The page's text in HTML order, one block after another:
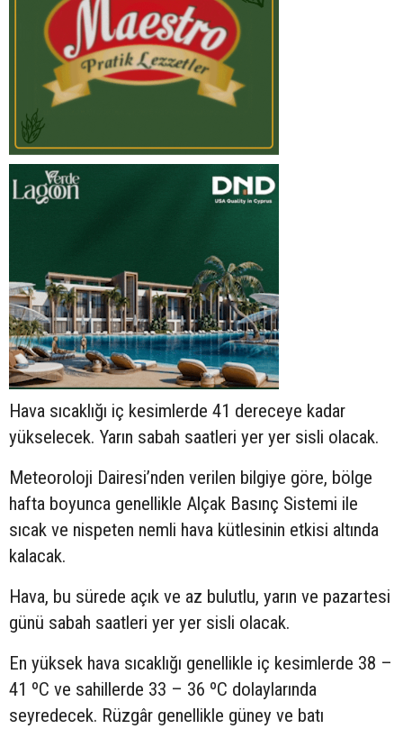
Hava sıcaklığı iç kesimlerde 41 dereceye kadar
yükselecek. Yarın sabah saatleri yer yer sisli olacak.
Meteoroloji Dairesi’nden verilen bilgiye göre, bölge
hafta boyunca genellikle Alçak Basınç Sistemi ile
sıcak ve nispeten nemli hava kütlesinin etkisi altında
kalacak.
Hava, bu sürede açık ve az bulutlu, yarın ve pazartesi
günü sabah saatleri yer yer sisli olacak.
En yüksek hava sıcaklığı genellikle iç kesimlerde 38 –
41 ºC ve sahillerde 33 – 36 ºC dolaylarında
seyredecek. Rüzgâr genellikle güney ve batı